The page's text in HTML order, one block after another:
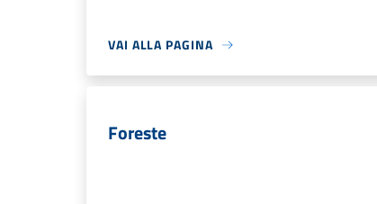
VAI ALLA PAGINA
Foreste